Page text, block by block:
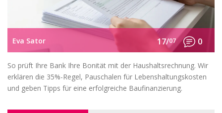
Eva Sator 17/07 0
So prüft Ihre Bank Ihre Bonität mit der Haushaltsrechnung. Wir
erklären die 35%-Regel, Pauschalen für Lebenshaltungskosten
und geben Tipps für eine erfolgreiche Baufinanzierung.